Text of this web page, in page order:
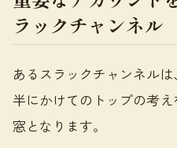
ラックチャンネル
あるスラックチャンネルは
半にかけてのトップの考
窓となります。